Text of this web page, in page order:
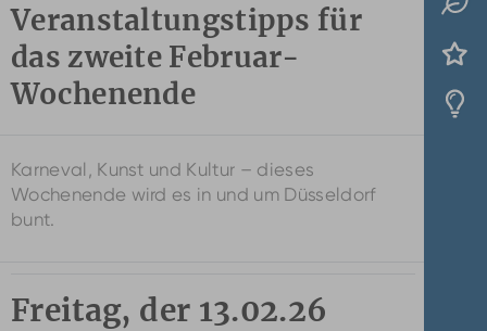
Veranstaltungstipps für
das zweite Februar-
Wochenende
Karneval, Kunst und Kultur – dieses
Wochenende wird es in und um Düsseldorf
bunt.
Freitag, der 13.02.26